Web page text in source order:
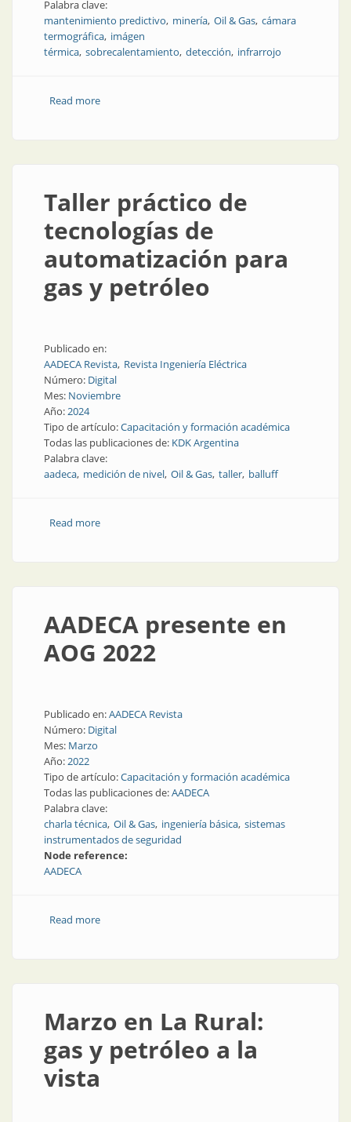
Palabra clave:
mantenimiento predictivo minería Oil & Gas cámara
termográfica imágen
térmica sobrecalentamiento detección infrarrojo
Read moreabout Termografía en minería, gas y petróleo
Taller práctico de
tecnologías de
automatización para
gas y petróleo
Publicado en:
AADECA Revista Revista Ingeniería Eléctrica
Número: Digital
Mes: Noviembre
Año:2024
Tipo de artículo:Capacitación y formación académica
Todas las publicaciones de: KDK Argentina
Palabra clave:
aadeca medición de nivel Oil & Gas taller balluff
Read moreabout Taller práctico de tecnologías de
AADECA presente en
AOG 2022
Publicado en:AADECA Revista
Número: Digital
Mes: Marzo
Año:2022
Tipo de artículo:Capacitación y formación académica
Todas las publicaciones de:AADECA
Palabra clave:
charla técnica Oil & Gas ingeniería básica sistemas
instrumentados de seguridad
Node reference:
AADECA
Read moreabout AADECA presente en AOG 2022
Marzo en La Rural:
gas y petróleo a la
vista